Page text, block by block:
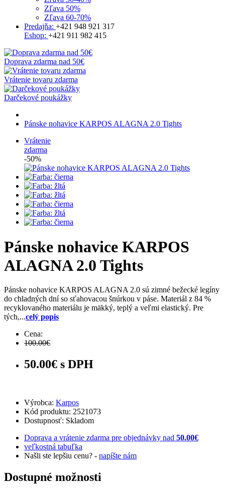
Zľava 50%
Zľava 60-70%
Predajňa: +421 948 921 317
Eshop: +421 911 982 415
Doprava zdarma nad 50€
Vrátenie tovaru zdarma
Darčekové poukážky
Pánske nohavice KARPOS ALAGNA 2.0 Tights
Vrátenie
zdarma
-50%
Pánske nohavice KARPOS
ALAGNA 2.0 Tights
Pánske nohavice KARPOS ALAGNA 2.0 sú zimné bežecké legíny
do chladných dní so sťahovacou šnúrkou v páse. Materiál z 84 %
recyklovaného materiálu je mäkký, teplý a veľmi elastický. Pre
tých,...celý popis
Cena:
100.00€
50.00€ s DPH
Výrobca: Karpos
Kód produktu: 2521073
Dostupnosť: Skladom
Doprava a vrátenie zdarma pre objednávky nad 50.00€
veľkostná tabuľka
Našli ste lepšiu cenu? - napíšte nám
Dostupné možnosti